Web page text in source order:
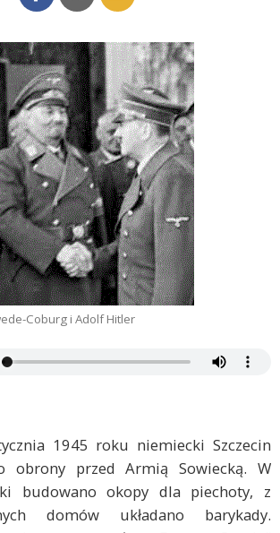
Coburg i Adolf Hitler
1945 roku niemiecki Szczecin
obrony przed Armią Sowiecką. W
budowano okopy dla piechoty, z
domów układano barykady.